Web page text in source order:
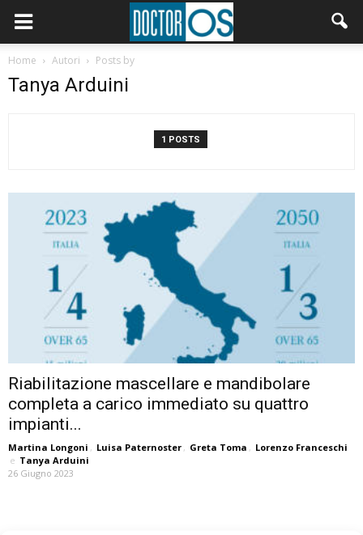
Home Autori Posts by
Tanya Arduini
1 POSTS
Riabilitazione mascellare e mandibolare
completa a carico immediato su quattro
impianti...
Martina Longoni , Luisa Paternoster , Greta Toma , Lorenzo Franceschi
e Tanya Arduini
26 Giugno 2023